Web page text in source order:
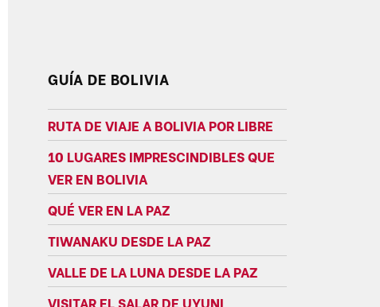
GUÍA DE BOLIVIA
RUTA DE VIAJE A BOLIVIA POR LIBRE
10 LUGARES IMPRESCINDIBLES QUE
VER EN BOLIVIA
QUÉ VER EN LA PAZ
TIWANAKU DESDE LA PAZ
VALLE DE LA LUNA DESDE LA PAZ
VISITAR EL SALAR DE UYUNI